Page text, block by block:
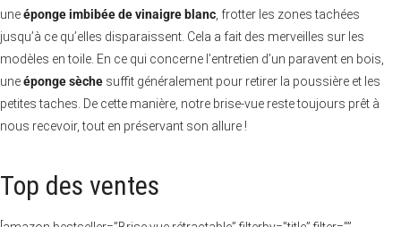
uneéponge imbibée de vinaigre blanc , frotter les zones tachées
jusqu’à ce qu’elles disparaissent. Cela a fait des merveilles sur les
modèles en toile. En ce qui concerne l’entretien d’un paravent en bois,
uneéponge sèche suffit généralement pour retirer la poussière et les
petites taches. De cette manière, notre brise-vue reste toujours prêt à
nous recevoir, tout en préservant son allure !
Top des ventes